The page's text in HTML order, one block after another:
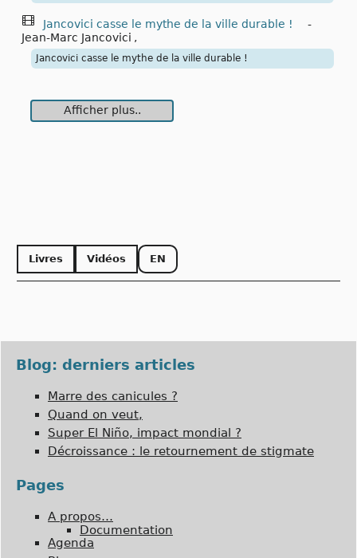
Jancovici casse le mythe de la ville durable !
-
Jean-Marc Jancovici ,
Jancovici casse le mythe de la ville durable !
Afficher plus..
Livres Vidéos EN
Blog: derniers articles
Marre des canicules ?
Quand on veut,
Super El Niño, impact mondial ?
Décroissance : le retournement de stigmate
Pages
A propos…
Documentation
Agenda